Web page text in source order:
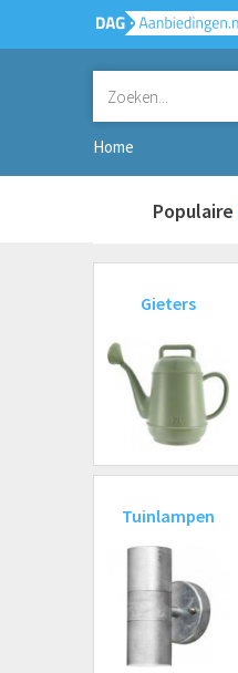
Home
Populaire
Gieters
Tuinlampen